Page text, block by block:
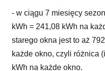
- w ciągu 7 miesięcy
kWh = 241,08 kWh na
starego okna jest to aż
każde okno, czyli różnica
kWh na każde okno.